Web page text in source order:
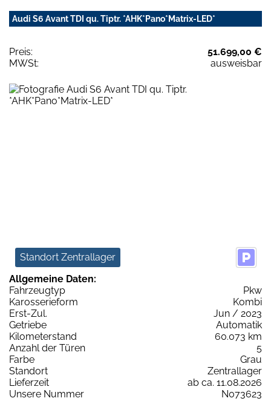
Audi S6 Avant TDI qu. Tiptr. *AHK*Pano*Matrix-LED*
Preis:
51.699,00 €
MWSt:
ausweisbar
Standort Zentrallager
Allgemeine Daten:
Fahrzeugtyp
Pkw
Karosserieform
Kombi
Erst-Zul.
Jun / 2023
Getriebe
Automatik
Kilometerstand
60.073 km
Anzahl der Türen
5
Farbe
Grau
Standort
Zentrallager
Lieferzeit
ab ca. 11.08.2026
Unsere Nummer
N073623